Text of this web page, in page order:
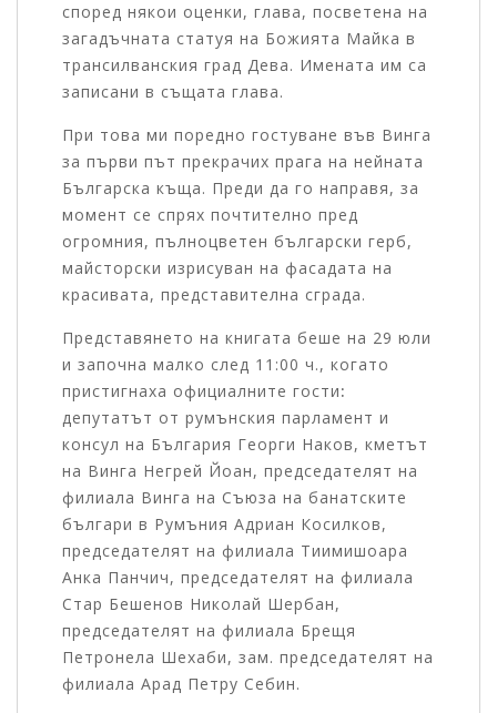
според някои оценки, глава, посветена на
загадъчната статуя на Божията Майка в
трансилванския град Дева. Имената им са
записани в същата глава.
При това ми поредно гостуване във Винга
за първи път прекрачих прага на нейната
Българска къща. Преди да го направя, за
момент се спрях почтително пред
огромния, пълноцветен български герб,
майсторски изрисуван на фасадата на
красивата, представителна сграда.
Представянето на книгата беше на 29 юли
и започна малко след 11:00 ч., когато
пристигнаха официалните гости:
депутатът от румънския парламент и
консул на България Георги Наков, кметът
на Винга Негрей Йоан, председателят на
филиала Винга на Съюза на банатските
българи в Румъния Адриан Косилков,
председателят на филиала Тиимишоара
Анка Панчич, председателят на филиала
Стар Бешенов Николай Шербан,
председателят на филиала Брещя
Петронела Шехаби, зам. председателят на
филиала Арад Петру Себин.